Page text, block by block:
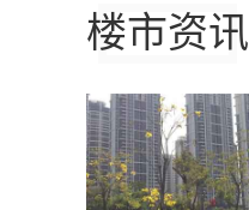
楼市资讯